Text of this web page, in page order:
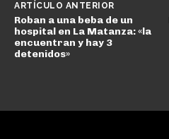
ARTÍCULO ANTERIOR
Roban a una beba de un
hospital en La Matanza: «la
encuentran y hay 3
detenidos»